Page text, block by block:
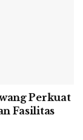
Perkuat
Fasilitas